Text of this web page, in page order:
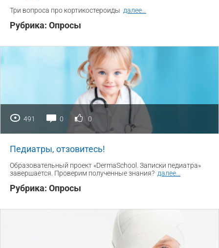
Три вопроса про кортикостероиды далее
Рубрика: Опросы
491 0 0
Педиатры, отзовитесь!
Образовательный проект «DermaSchool. Записки педиатра»
завершается. Проверим полученные знания? далее
Рубрика: Опросы